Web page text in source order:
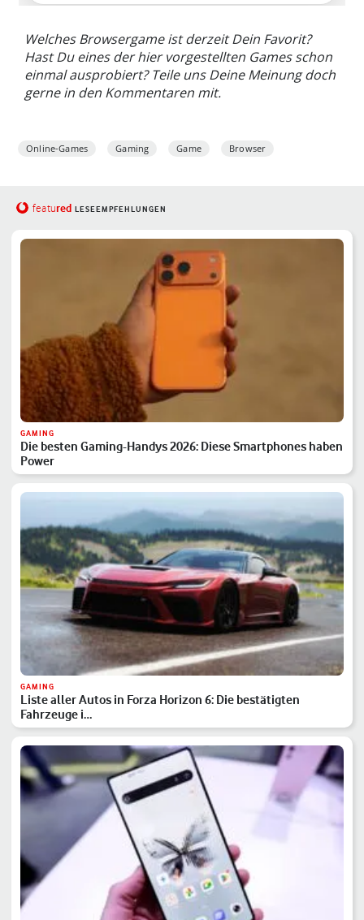
Welches Browsergame ist derzeit Dein Favorit?
Hast Du eines der hier vorgestellten Games schon
einmal ausprobiert? Teile uns Deine Meinung doch
gerne in den Kommentaren mit.
Online-Games Gaming Game Browser
featured LESEEMPFEHLUNGEN
GAMING
Die besten Gaming-Handys 2026: Diese Smartphones haben
Power
GAMING
Liste aller Autos in Forza Horizon 6: Die bestätigten
Fahrzeuge i…